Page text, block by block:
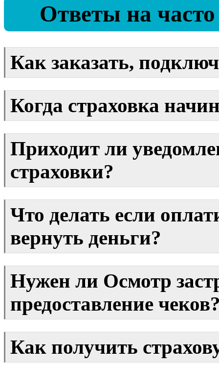
Ответы на
Как заказать,
Когда страховка
Приходит ли
страховки?
Что делать если
вернуть деньги?
Нужен ли Осмотр
предоставление
Как получить